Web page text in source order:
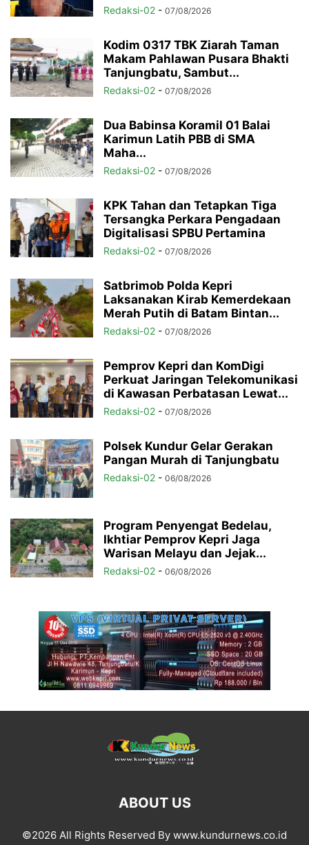
Redaksi-02 - 07/08/2026
Kodim 0317 TBK Ziarah Taman
Makam Pahlawan Pusara Bhakti
Tanjungbatu, Sambut...
Redaksi-02 - 07/08/2026
Dua Babinsa Koramil 01 Balai
Karimun Latih PBB di SMA
Maha...
Redaksi-02 - 07/08/2026
KPK Tahan dan Tetapkan Tiga
Tersangka Perkara Pengadaan
Digitalisasi SPBU Pertamina
Redaksi-02 - 07/08/2026
Satbrimob Polda Kepri
Laksanakan Kirab Kemerdekaan
Merah Putih di Batam Bintan...
Redaksi-02 - 07/08/2026
Pemprov Kepri dan KomDigi
Perkuat Jaringan Telekomunikasi
di Kawasan Perbatasan Lewat...
Redaksi-02 - 07/08/2026
Polsek Kundur Gelar Gerakan
Pangan Murah di Tanjungbatu
Redaksi-02 - 06/08/2026
Program Penyengat Bedelau,
Ikhtiar Pemprov Kepri Jaga
Warisan Melayu dan Jejak...
Redaksi-02 - 06/08/2026
ABOUT US
©2026 All Rights Reserved By www.kundurnews.co.id